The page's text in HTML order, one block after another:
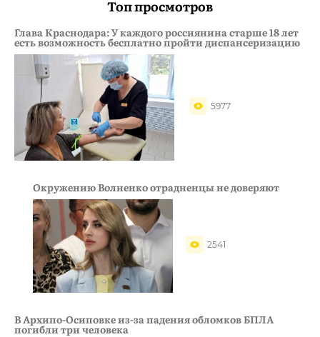
Топ просмотров
Глава Краснодара: У каждого россиянина старше 18 лет
есть возможность бесплатно пройти диспансеризацию
5977
Окружению Волненко отрадненцы не доверяют
2541
В Архипо-Осиповке из-за падения обломков БПЛА
погибли три человека